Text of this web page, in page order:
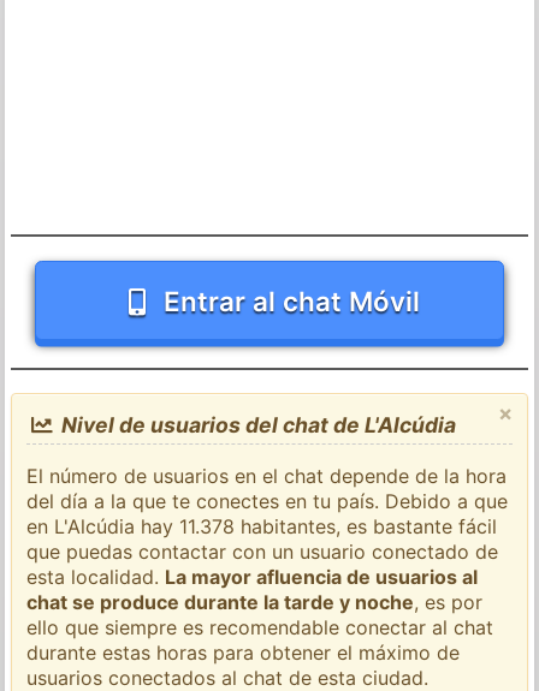
Entrar al chat Móvil
×
Nivel de usuarios del chat de L'Alcúdia
El número de usuarios en el chat depende de la hora
del día a la que te conectes en tu país. Debido a que
en L'Alcúdia hay 11.378 habitantes, es bastante fácil
que puedas contactar con un usuario conectado de
esta localidad. La mayor afluencia de usuarios al
chat se produce durante la tarde y noche, es por
ello que siempre es recomendable conectar al chat
durante estas horas para obtener el máximo de
usuarios conectados al chat de esta ciudad.